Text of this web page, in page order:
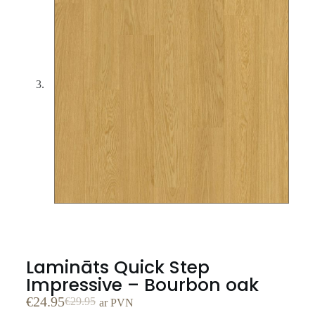
Lamināts Quick Step
Impressive – Bourbon oak
€29.95
€24.95 ar PVN